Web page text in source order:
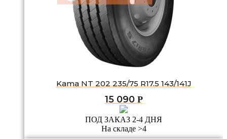
Kama NT 202 235/75 R17.5 143/141J
15 090 Р
ПОД ЗАКАЗ 2-4 ДНЯ
На складе >4